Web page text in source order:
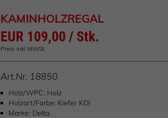
KAMINHOLZREGAL
EUR 109,00 / Stk.
Preis inkl MWSt.
Art.Nr. 18850
Holz/WPC Holz
Holzart/Farbe Kiefer KDI
Marke Delta